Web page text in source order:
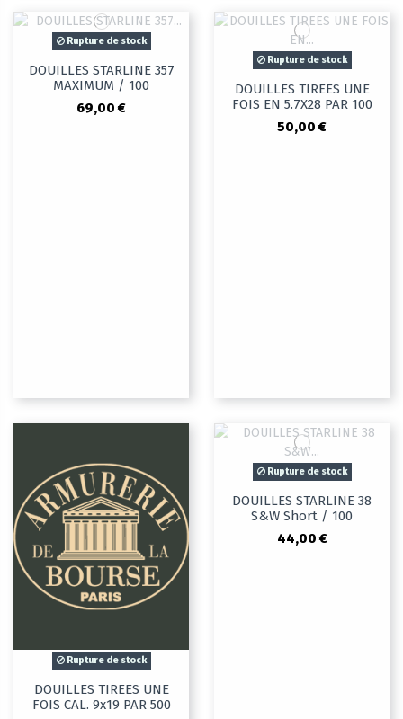
Rupture de stock
DOUILLES STARLINE 357
MAXIMUM / 100
69,00 €
Rupture de stock
DOUILLES TIREES UNE
FOIS EN 5.7X28 PAR 100
50,00 €
Rupture de stock
DOUILLES TIREES UNE
FOIS CAL. 9x19 PAR 500
Rupture de stock
DOUILLES STARLINE 38
S&W Short / 100
44,00 €